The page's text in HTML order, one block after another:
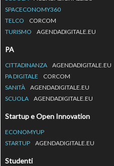
SPACECONOMY360
TELCO
CORCOM
TURISMO
AGENDADIGITALE.EU
PA
CITTADINANZA
AGENDADIGITALE.EU
PA DIGITALE
CORCOM
SANITÀ
AGENDADIGITALE.EU
SCUOLA
AGENDADIGITALE.EU
Startup e Open Innovation
ECONOMYUP
STARTUP
AGENDADIGITALE.EU
Studenti